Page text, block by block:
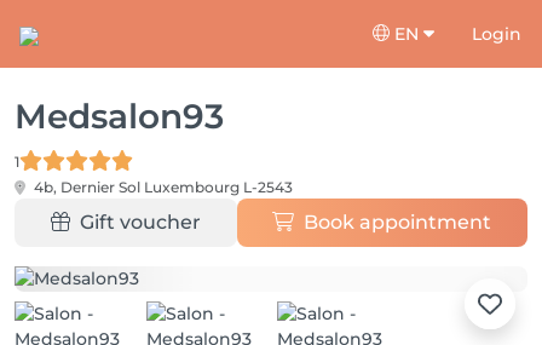
EN Login
Medsalon93
1
4b, Dernier Sol Luxembourg L-2543
Gift voucher Book appointment